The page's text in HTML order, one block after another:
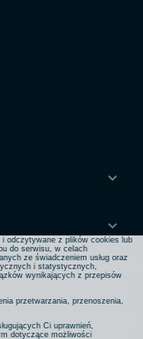
Ci dostępu do serwisu,
do Twoich potrzeb. W
odczytywane z plików cookies lub
do serwisu, w celach
ze świadczeniem usług oraz
i statystycznych,
wynikających z przepisów
przetwarzania, przenoszenia,
Ci uprawnień,
dotyczące możliwości